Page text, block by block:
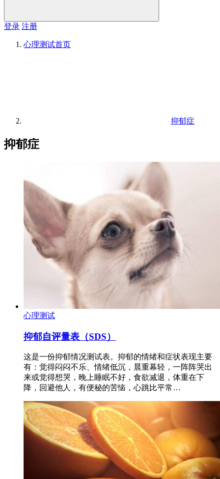
登录 注册
心理测试首页
抑郁症
抑郁症
心理测试
抑郁自评量表（SDS）
这是一份抑郁情况测试表。抑郁的情绪和症状表现主要
有：觉得闷闷不乐、情绪低沉，晨重幕轻，一阵阵哭出
来或觉得想哭，晚上睡眠不好，食欲减退，体重在下
降，回避他人，有便秘的苦恼，心跳比平常…